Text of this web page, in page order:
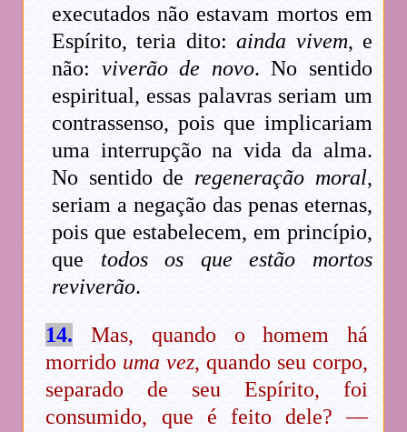
executados não estavam mortos em
Espírito, teria dito:ainda vivem, e
não: viverão de novo. No sentido
espiritual, essas palavras seriam um
contrassenso, pois que implicariam
uma interrupção na vida da alma.
No sentido de regeneração moral,
seriam a negação das penas eternas,
pois que estabelecem, em princípio,
que todos os que estão mortos
reviverão.
14. Mas, quando o homem há
morrido uma vez, quando seu corpo,
separado de seu Espírito, foi
consumido, que é feito dele? —